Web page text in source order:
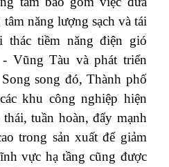
năng lượng sạch và tái
thác tiềm năng điện gió
Vũng Tàu và phát triển
song đó, Thành phố
khu công nghiệp hiện
tuần hoàn, đẩy mạnh
trong sản xuất để giảm
vực hạ tầng cũng được